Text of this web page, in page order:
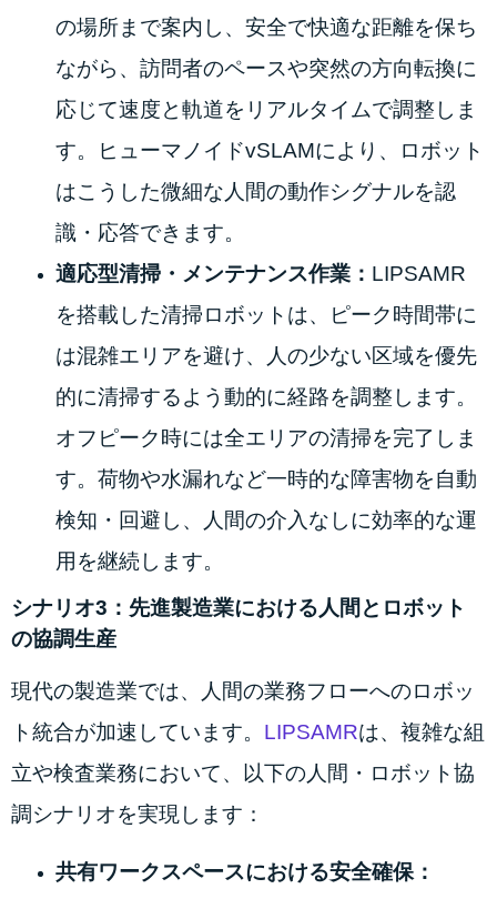
の場所まで案内し、安全で快適な距離を保ち
ながら、訪問者のペースや突然の方向転換に
応じて速度と軌道をリアルタイムで調整しま
す。ヒューマノイドvSLAMにより、ロボット
はこうした微細な人間の動作シグナルを認
識・応答できます。
適応型清掃・メンテナンス作業： LIPSAMR
を搭載した清掃ロボットは、ピーク時間帯に
は混雑エリアを避け、人の少ない区域を優先
的に清掃するよう動的に経路を調整します。
オフピーク時には全エリアの清掃を完了しま
す。荷物や水漏れなど一時的な障害物を自動
検知・回避し、人間の介入なしに効率的な運
用を継続します。
シナリオ3：先進製造業における人間とロボット
の協調生産
現代の製造業では、人間の業務フローへのロボッ
ト統合が加速しています。 LIPSAMRは、複雑な組
立や検査業務において、以下の人間・ロボット協
調シナリオを実現します：
共有ワークスペースにおける安全確保：